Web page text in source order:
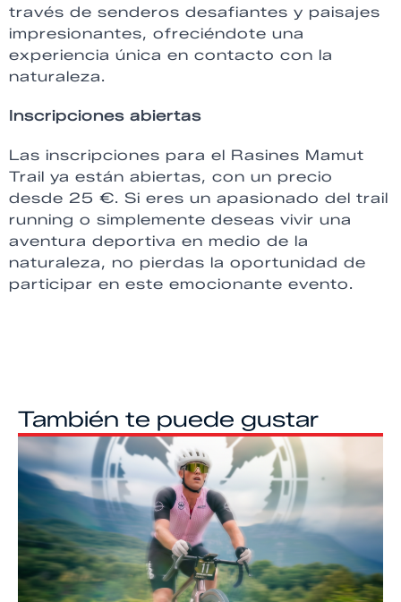
través de senderos desafiantes y paisajes
impresionantes, ofreciéndote una
experiencia única en contacto con la
naturaleza.
Inscripciones abiertas
Las inscripciones para el Rasines Mamut
Trail ya están abiertas, con un precio
desde 25 €. Si eres un apasionado del trail
running o simplemente deseas vivir una
aventura deportiva en medio de la
naturaleza, no pierdas la oportunidad de
participar en este emocionante evento.
También te puede gustar